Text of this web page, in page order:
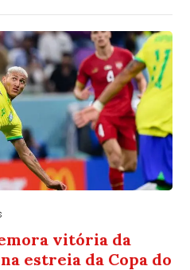
vitória da
estreia da Copa do